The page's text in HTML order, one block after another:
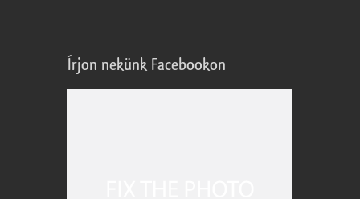
Írjon nekünk Facebookon